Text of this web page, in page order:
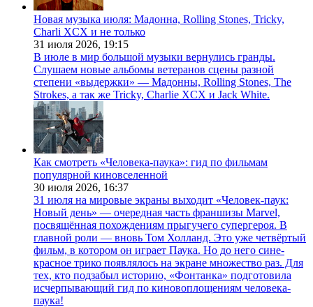
Новая музыка июля: Мадонна, Rolling Stones, Tricky,
Charli XCX и не только
31 июля 2026, 19:15
В июле в мир большой музыки вернулись гранды.
Слушаем новые альбомы ветеранов сцены разной
степени «выдержки» — Мадонны, Rolling Stones, The
Strokes, а так же Tricky, Charlie XCX и Jack White.
Как смотреть «Человека-паука»: гид по фильмам
популярной киновселенной
30 июля 2026, 16:37
31 июля на мировые экраны выходит «Человек-паук:
Новый день» — очередная часть франшизы Marvel,
посвящённая похождениям прыгучего супергероя. В
главной роли — вновь Том Холланд. Это уже четвёртый
фильм, в котором он играет Паука. Но до него сине-
красное трико появлялось на экране множество раз. Для
тех, кто подзабыл историю, «Фонтанка» подготовила
исчерпывающий гид по киновоплощениям человека-
паука!